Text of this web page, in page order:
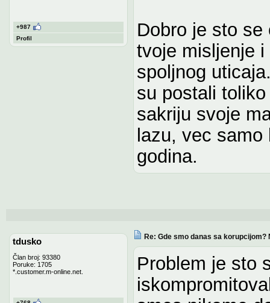
+987
Profil
Dobro je sto
tvoje misljenje
spoljnog
su postali
sakriju svoje
lazu, vec samo
godina.
tdusko
Član broj: 93380
Poruke: 1705
*.customer.m-online.net.
Re: Gde smo danas sa korupcijom?
Problem je sto